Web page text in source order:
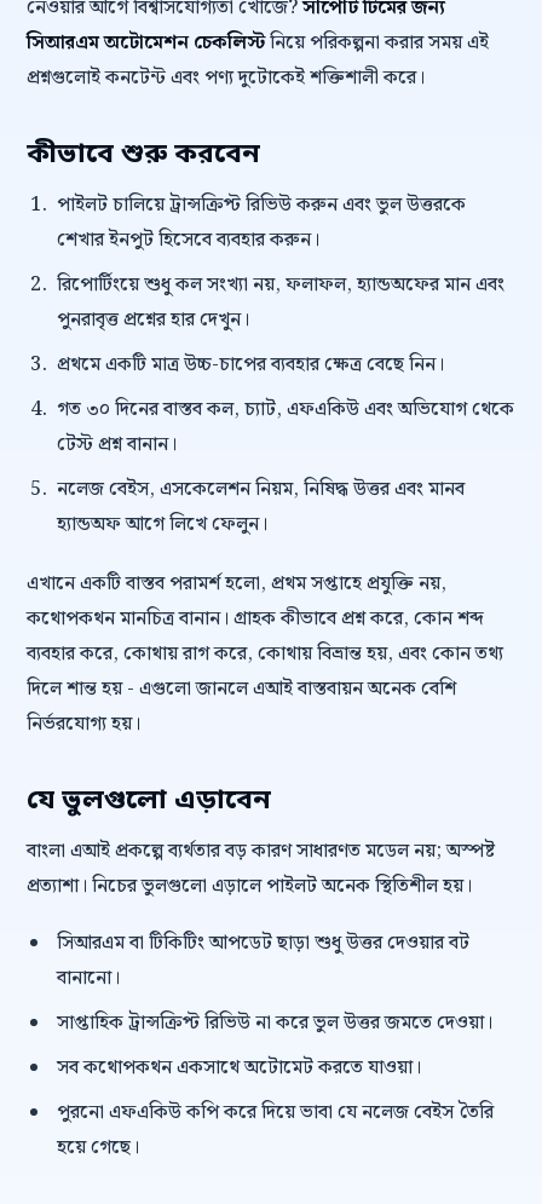
নেওয়ার আগে বিশ্বাসযোগ্যতা খোঁজে?সাপোর্ট টিমের জন্য
সিআরএম অটোমেশন চেকলিস্টনিয়ে পরিকল্পনা করার সময় এই
প্রশ্নগুলোই কনটেন্ট এবং পণ্য দুটোকেই শক্তিশালী করে।
কীভাবে শুরু করবেন
পাইলট চালিয়ে ট্রান্সক্রিপ্ট রিভিউ করুন এবং ভুল উত্তরকে
শেখার ইনপুট হিসেবে ব্যবহার করুন।
রিপোর্টিংয়ে শুধু কল সংখ্যা নয়, ফলাফল, হ্যান্ডঅফের মান এবং
পুনরাবৃত্ত প্রশ্নের হার দেখুন।
প্রথমে একটি মাত্র উচ্চ-চাপের ব্যবহার ক্ষেত্র বেছে নিন।
গত ৩০ দিনের বাস্তব কল, চ্যাট, এফএকিউ এবং অভিযোগ থেকে
টেস্ট প্রশ্ন বানান।
নলেজ বেইস, এসকেলেশন নিয়ম, নিষিদ্ধ উত্তর এবং মানব
হ্যান্ডঅফ আগে লিখে ফেলুন।
এখানে একটি বাস্তব পরামর্শ হলো, প্রথম সপ্তাহে প্রযুক্তি নয়,
কথোপকথন মানচিত্র বানান। গ্রাহক কীভাবে প্রশ্ন করে, কোন শব্দ
ব্যবহার করে, কোথায় রাগ করে, কোথায় বিভ্রান্ত হয়, এবং কোন তথ্য
দিলে শান্ত হয় - এগুলো জানলে এআই বাস্তবায়ন অনেক বেশি
নির্ভরযোগ্য হয়।
যে ভুলগুলো এড়াবেন
বাংলা এআই প্রকল্পে ব্যর্থতার বড় কারণ সাধারণত মডেল নয়; অস্পষ্ট
প্রত্যাশা। নিচের ভুলগুলো এড়ালে পাইলট অনেক স্থিতিশীল হয়।
সিআরএম বা টিকিটিং আপডেট ছাড়া শুধু উত্তর দেওয়ার বট
বানানো।
সাপ্তাহিক ট্রান্সক্রিপ্ট রিভিউ না করে ভুল উত্তর জমতে দেওয়া।
সব কথোপকথন একসাথে অটোমেট করতে যাওয়া।
পুরনো এফএকিউ কপি করে দিয়ে ভাবা যে নলেজ বেইস তৈরি
হয়ে গেছে।